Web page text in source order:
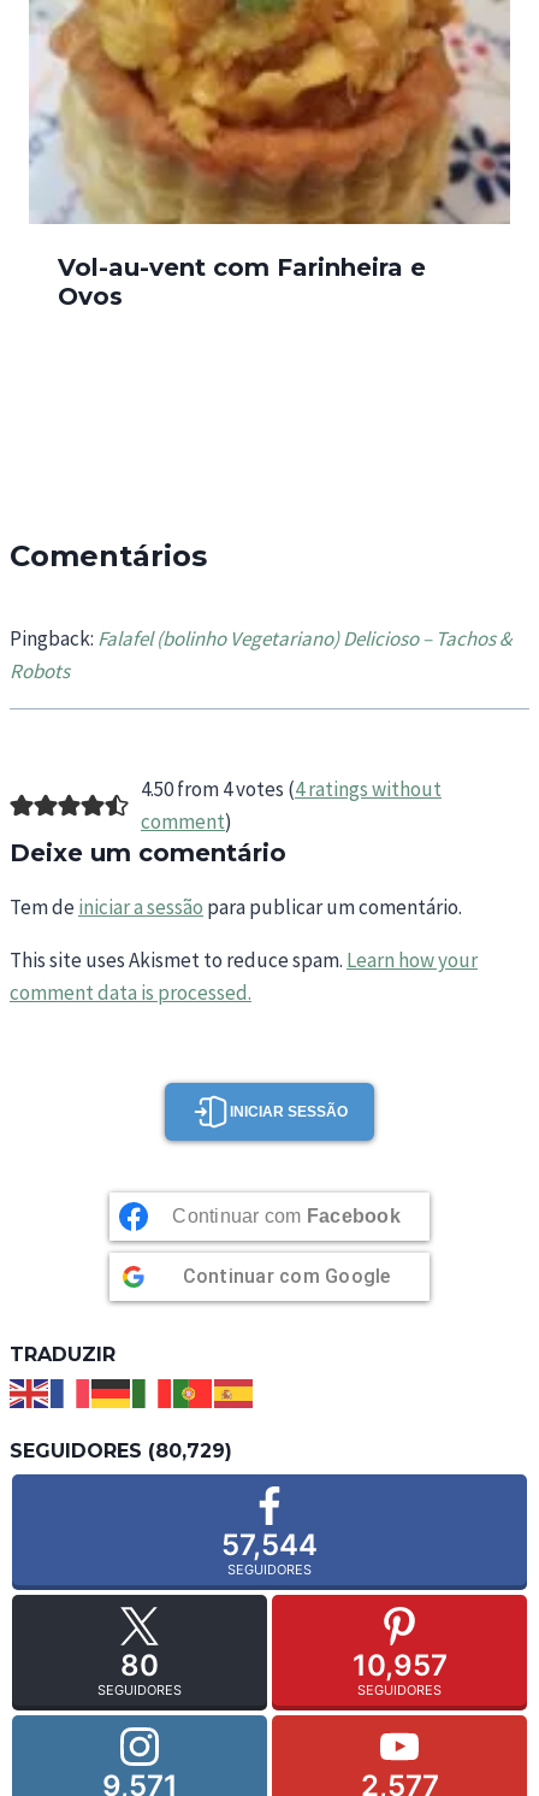
Vol-au-vent com Farinheira e
Ovos
Comentários
Pingback: Falafel (bolinho Vegetariano) Delicioso – Tachos &
Robots
4.50 from 4 votes (4 ratings without
comment)
Deixe um comentário
Tem deiniciar a sessão para publicar um comentário.
This site uses Akismet to reduce spam. Learn how your
comment data is processed.
INICIAR SESSÃO
Continuar com Facebook
Continuar com Google
TRADUZIR
SEGUIDORES (80,729)
57,544
SEGUIDORES
80
SEGUIDORES
10,957
SEGUIDORES
9,571 2,577